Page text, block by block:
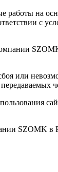
работы на
с
или
SZOMK в